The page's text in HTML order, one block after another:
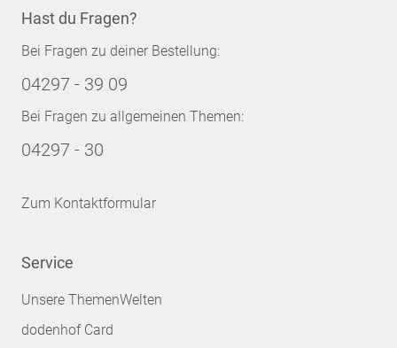
Hast du Fragen?
Bei Fragen zu deiner Bestellung:
04297 - 39 09
Bei Fragen zu allgemeinen Themen:
04297 - 30
Zum Kontaktformular
Service
Unsere ThemenWelten
dodenhof Card